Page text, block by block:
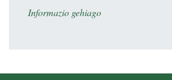
Informazio gehiago